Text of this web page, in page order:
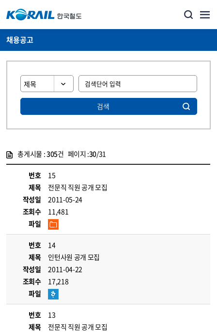
채용공고
검색
총게시물 :305건 페이지 :30/31
번호
15
제목
전문직 직원 공개 모집
작성일
2011-05-24
조회수
11,481
파일
번호
14
제목
인턴사원 공개 모집
작성일
2011-04-22
조회수
17,218
파일
번호
13
제목
전문직 직원 공개 모집